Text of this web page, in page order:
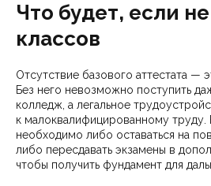
Что будет, если
классов
Отсутствие базового аттестата —
Без него невозможно поступить
колледж, а легальное
к малоквалифицированному труду.
необходимо либо оставаться на
либо пересдавать экзамены в
чтобы получить фундамент для